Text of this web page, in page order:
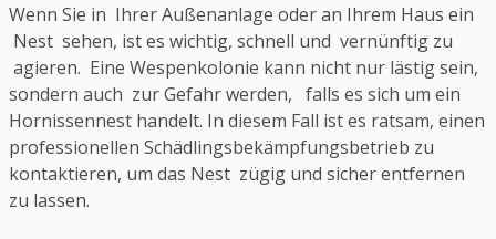
Wenn Sie in Ihrer Außenanlage oder an Ihrem Haus ein
Nest sehen, ist es wichtig, schnell und vernünftig zu
agieren. Eine Wespenkolonie kann nicht nur lästig sein,
sondern auch zur Gefahr werden, falls es sich um ein
Hornissennest handelt. In diesem Fall ist es ratsam, einen
professionellen Schädlingsbekämpfungsbetrieb zu
kontaktieren, um das Nest zügig und sicher entfernen
zu lassen.